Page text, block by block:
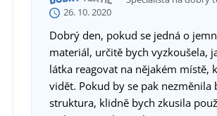
26. 10. 2020
Dobrý den, pokud se jedná o
materiál, určitě bych vyzkoušela,
látka reagovat na nějakém místě,
vidět. Pokud by se pak nezměnila
struktura, klidně bych zkusila